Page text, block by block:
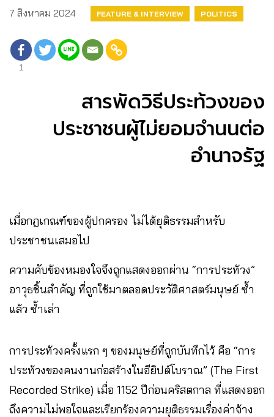
7 สิงหาคม 2024 FEATURE & INTERVIEW POLITICS
1
สารพัดวิธีประท้วงของ
ประชาชนผู้ไม่ยอมจำนนต่อ
อำนาจรัฐ
เมื่อกฎเกณฑ์ของผู้ปกครอง ไม่ได้ยุติธรรมสำหรับ
ประชาชนเสมอไป
ความคับข้องหมองใจจึงถูกแสดงออกผ่าน “การประท้วง”
อาวุธชิ้นสำคัญ ที่ถูกใช้มาตลอดประวัติศาสตร์มนุษย์ ซ้ำ
แล้ว ซ้ำเล่า
การประท้วงครั้งแรก ๆ ของมนุษย์ที่ถูกบันทึกไว้ คือ “การ
ประท้วงของคนงานก่อสร้างในอียิปต์โบราณ” (The First
Recorded Strike) เมื่อ 1152 ปีก่อนคริสตกาล ที่แสดงออก
ถึงความไม่พอใจและเรียกร้องความยุติธรรมเรื่องค่าจ้าง